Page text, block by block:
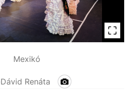
Mexikó
Renáta